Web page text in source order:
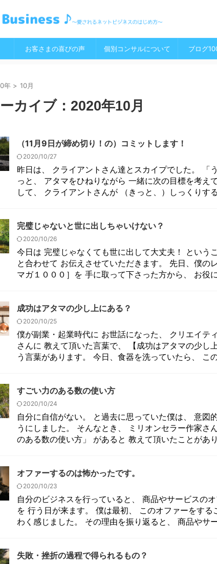
お客さまの喜びの声 個別コンサルについて ブログ
年 > 10月
カイブ：2020年10月
（11月9日が締め切り！の）コミットします！
2020/10/27
昨日は、 クライアントさん達とスカイプでした。 「
っと、 アタマをひねりながら 一緒に次の目標を考え
して、 クライアントさんが （きっと、）しっくりす
完璧じゃないと世に出しちゃいけない？
2020/10/26
今日は 完璧じゃなくても世に出して大丈夫！ という
と合わせて お伝えさせていただきます。 先日、僕の
マガ１０００］を 手に取って下さった方から、 お役
成功はアタマの少し上にある？
2020/10/25
僕が副業・起業時代に お世話になった、 クリエイテ
さんに 教えて頂いた言葉で、 【成功はアタマの少し
う言葉があります。 今日、食器を洗っていたら、 こ
すごい力のある数の使い方
2020/10/24
自分に自信がない。 と過去に思っていた僕は、 意図
うにしました。 そんなとき、 ミリオンセラー作家さ
のある数の使い方」 があると 教えて頂いたことがあ
オファーするのは怖かったです。
2020/10/23
自分のビジネスを行っていると、 商品やサービスのオ
を 行う日が来ます。 僕は最初、 このオファーをする
わく感じました。 その理由を振り返ると、 商品やサ
失敗・挫折の過程で得られるもの？